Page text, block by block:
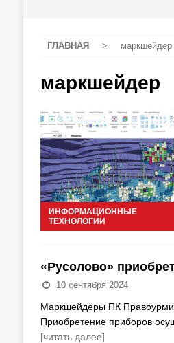
ГЛАВНАЯ > маркшейдер
маркшейдер
ИНФОРМАЦИОННЫЕ
ТЕХНОЛОГИИ
«Русолово»
10 сентября 2024
Маркшейдеры ПК
Приобретение приборов
[читать далее]